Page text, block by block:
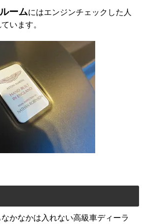
ームにはエンジンチェックした人
います。
かなかは入れない高級車ディーラ